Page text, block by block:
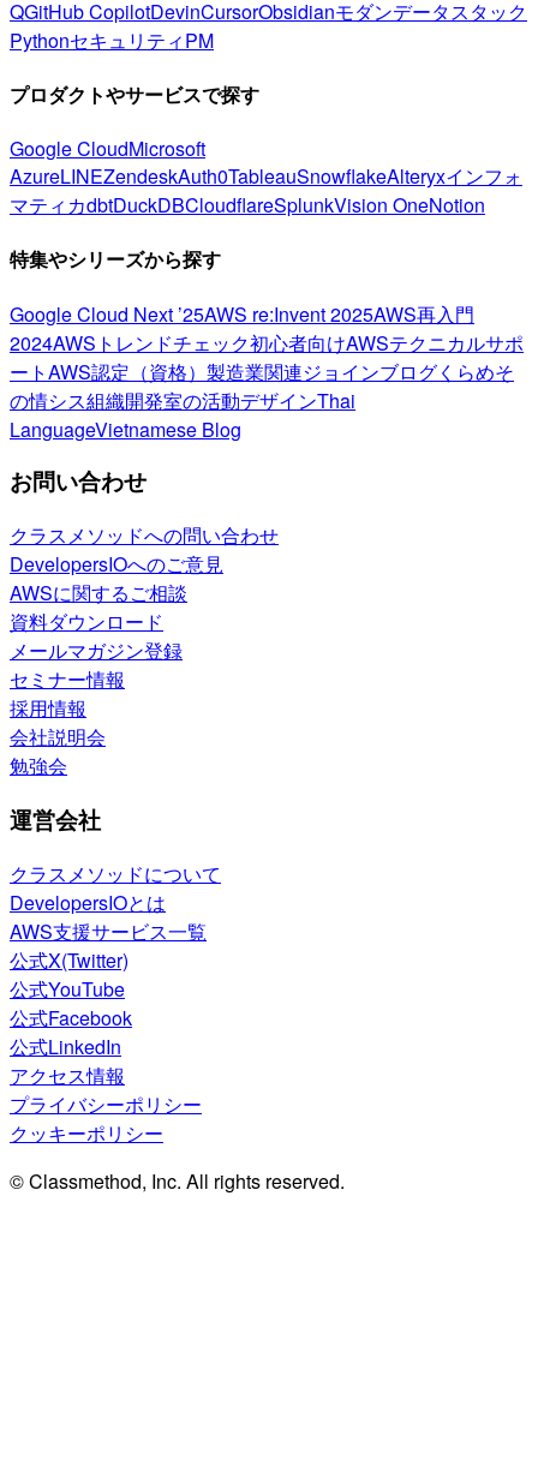
QGitHub CopilotDevinCursorObsidianモダンデータスタック
PythonセキュリティPM
プロダクトやサービスで探す
Google CloudMicrosoft
AzureLINEZendeskAuth0TableauSnowflakeAlteryxインフォ
マティカdbtDuckDBCloudflareSplunkVision OneNotion
特集やシリーズから探す
Google Cloud Next ’25AWS re:Invent 2025AWS再入門
2024AWSトレンドチェック初心者向けAWSテクニカルサポ
ートAWS認定（資格） 製造業関連ジョインブログくらめそ
の情シス組織開発室の活動デザインThai
LanguageVietnamese Blog
お問い合わせ
クラスメソッドへの問い合わせ
DevelopersIOへのご意見
AWSに関するご相談
資料ダウンロード
メールマガジン登録
セミナー情報
採用情報
会社説明会
勉強会
運営会社
クラスメソッドについて
DevelopersIOとは
AWS支援サービス一覧
公式X(Twitter)
公式YouTube
公式Facebook
公式LinkedIn
アクセス情報
プライバシーポリシー
クッキーポリシー
© Classmethod, Inc. All rights reserved.